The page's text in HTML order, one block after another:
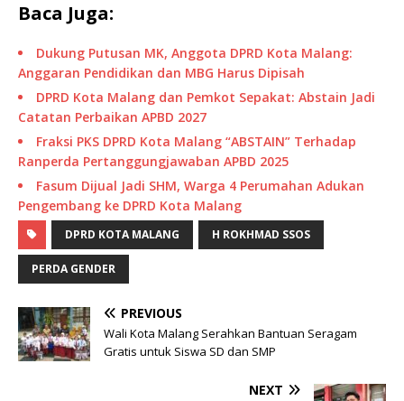
Baca Juga:
Dukung Putusan MK, Anggota DPRD Kota Malang:
Anggaran Pendidikan dan MBG Harus Dipisah
DPRD Kota Malang dan Pemkot Sepakat: Abstain Jadi
Catatan Perbaikan APBD 2027
Fraksi PKS DPRD Kota Malang “ABSTAIN” Terhadap
Ranperda Pertanggungjawaban APBD 2025
Fasum Dijual Jadi SHM, Warga 4 Perumahan Adukan
Pengembang ke DPRD Kota Malang
DPRD KOTA MALANG H ROKHMAD SSOS
PERDA GENDER
PREVIOUS
Wali Kota Malang Serahkan Bantuan Seragam
Gratis untuk Siswa SD dan SMP
NEXT